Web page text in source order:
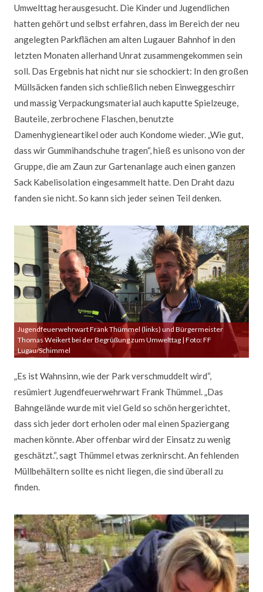
Umwelttag herausgesucht. Die Kinder und Jugendlichen
hatten gehört und selbst erfahren, dass im Bereich der neu
angelegten Parkflächen am alten Lugauer Bahnhof in den
letzten Monaten allerhand Unrat zusammengekommen sein
soll. Das Ergebnis hat nicht nur sie schockiert: In den großen
Müllsäcken fanden sich schließlich neben Einweggeschirr
und massig Verpackungsmaterial auch kaputte Spielzeuge,
Bauteile, zerbrochene Flaschen, benutzte
Damenhygieneartikel oder auch Kondome wieder. „Wie gut,
dass wir Gummihandschuhe tragen“, hieß es unisono von der
Gruppe, die am Zaun zur Gartenanlage auch einen ganzen
Sack Kabelisolation eingesammelt hatte. Den Draht dazu
fanden sie nicht. So kann sich jeder seinen Teil denken.
Jugendfeuerwehrwart Frank Thümmel (links) und Bürgermeister
Thomas Weikert bei der Begrüßung zum Umwelttag | Foto: FF
Lugau/Schimmel
„Es ist Wahnsinn, wie der Park verschmuddelt wird“,
resümiert Jugendfeuerwehrwart Frank Thümmel. „Das
Bahngelände wurde mit viel Geld so schön hergerichtet,
dass sich jeder dort erholen oder mal einen Spaziergang
machen könnte. Aber offenbar wird der Einsatz zu wenig
geschätzt.“, sagt Thümmel etwas zerknirscht. An fehlenden
Müllbehältern sollte es nicht liegen, die sind überall zu
finden.